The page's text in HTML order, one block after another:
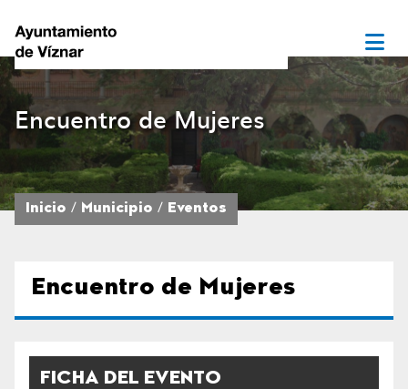
Encuentro de Mujeres
Inicio Municipio Eventos
Encuentro de Mujeres
FICHA DEL EVENTO